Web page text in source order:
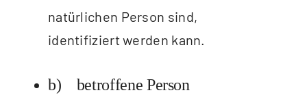
natürlichen Person sind,
identifiziert werden kann.
b) betroffene Person